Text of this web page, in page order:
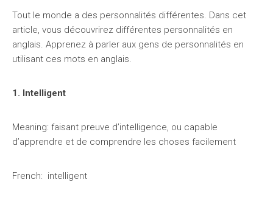
Tout le monde a des personnalités différentes. Dans cet
article, vous découvrirez différentes personnalités en
anglais. Apprenez à parler aux gens de personnalités en
utilisant ces mots en anglais.
1. Intelligent
Meaning: faisant preuve d’intelligence, ou capable
d’apprendre et de comprendre les choses facilement
French: intelligent